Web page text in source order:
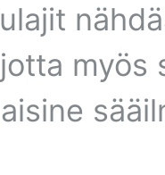
myös